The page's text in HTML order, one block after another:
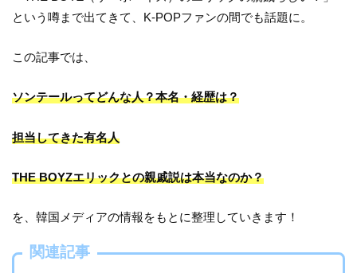
という噂まで出てきて、K-POPファンの間でも話題に。
この記事では、
ソンテールってどんな人？本名・経歴は？
担当してきた有名人
THE BOYZエリックとの親戚説は本当なのか？
を、韓国メディアの情報をもとに整理していきます！
関連記事